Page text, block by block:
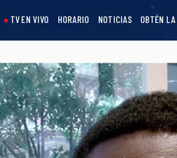
TV EN VIVO HORARIO NOTICIAS OBTÉN LA